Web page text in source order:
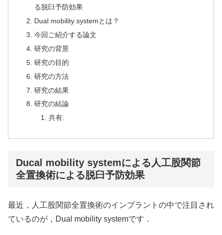
る脱臼予防効果
Dual mobility systemとは？
今回ご紹介する論文
研究の背景
研究の目的
研究の方法
研究の結果
研究の結論
共有:
Ducal mobility systemによる人工股関節
全置換術による脱臼予防効果
最近，人工股関節全置換術のインプラントの中で注目され
ているのが，Dual mobility systemです．